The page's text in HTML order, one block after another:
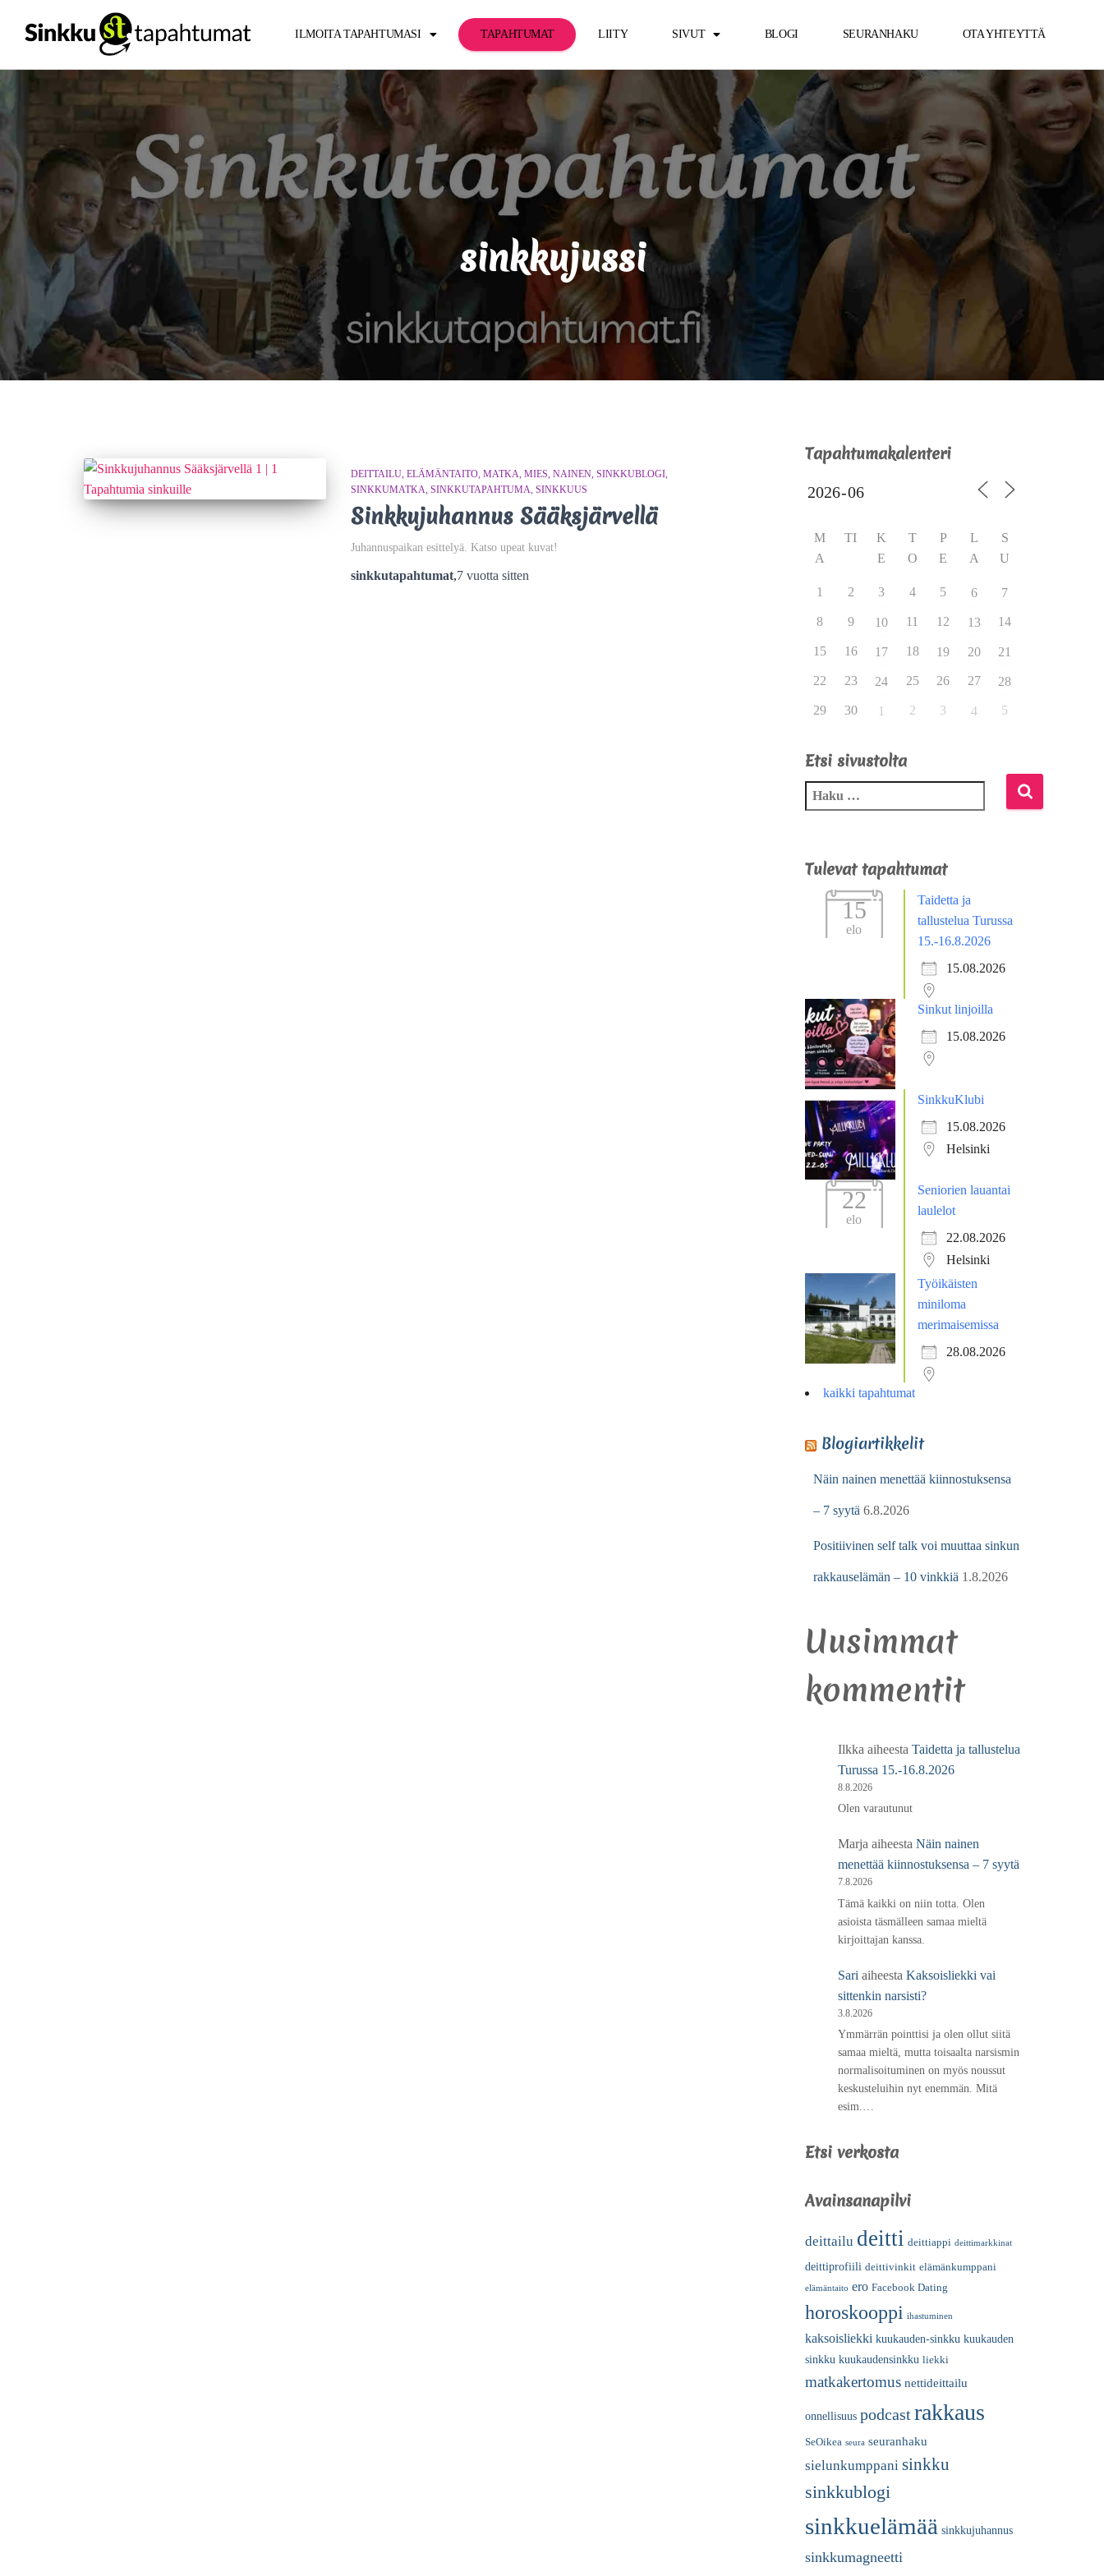
ILMOITA TAPAHTUMASI TAPAHTUMAT LIITY SIVUT BLOGI SEURANHAKU OTA YHTEYTTÄ
sinkkujussi
DEITTAILU ELÄMÄNTAITO MATKA MIES NAINEN SINKKUBLOGI
SINKKUMATKA SINKKUTAPAHTUMA SINKKUUS
Sinkkujuhannus Sääksjärvellä
Juhannuspaikan esittelyä. Katso upeat kuvat!
sinkkutapahtumat,7 vuotta sitten
Tapahtumakalenteri
M
A
TI
K
E
T
O
P
E
L
A
S
U
1 2 3 4 5 6 7
8 9 10 11 12 13 14
15 16 17 18 19 20 21
22 23 24 25 26 27 28
29 30 1 2 3 4 5
Etsi sivustolta
Tulevat tapahtumat
15
elo
Taidetta ja
tallustelua Turussa
15.-16.8.2026
15.08.2026
Sinkut linjoilla
15.08.2026
SinkkuKlubi
15.08.2026
Helsinki
22
elo
Seniorien lauantai
laulelot
22.08.2026
Helsinki
Työikäisten
miniloma
merimaisemissa
28.08.2026
kaikki tapahtumat
Blogiartikkelit
Näin nainen menettää kiinnostuksensa
– 7 syytä 6.8.2026
Positiivinen self talk voi muuttaa sinkun
rakkauselämän – 10 vinkkiä 1.8.2026
Uusimmat
kommentit
Ilkka aiheesta Taidetta ja tallustelua
Turussa 15.-16.8.2026
8.8.2026
Olen varautunut
Marjaaiheesta Näin nainen
menettää kiinnostuksensa – 7 syytä
7.8.2026
Tämä kaikki on niin totta. Olen
asioista täsmälleen samaa mieltä
kirjoittajan kanssa.
Sari aiheesta Kaksoisliekki vai
sittenkin narsisti?
3.8.2026
Ymmärrän pointtisi ja olen ollut siitä
samaa mieltä, mutta toisaalta narsismin
normalisoituminen on myös noussut
keskusteluihin nyt enemmän. Mitä
esim.…
Etsi verkosta
Avainsanapilvi
deittailu deitti deittiappi deittimarkkinat
deittiprofiili deittivinkit elämänkumppani
elämäntaito ero Facebook Dating
horoskooppi ihastuminen
kaksoisliekki kuukauden-sinkku kuukauden
sinkku kuukaudensinkku liekki
matkakertomus nettideittailu
onnellisuus podcast rakkaus
SeOikea seura seuranhaku
sielunkumppani sinkku
sinkkublogi
sinkkuelämää sinkkujuhannus
sinkkumagneetti